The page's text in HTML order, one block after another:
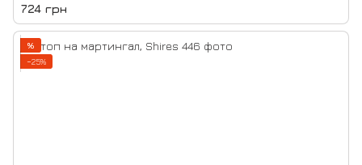
724 грн
%
−25%